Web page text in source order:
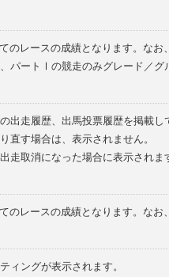
のレースの成績となります。な
パートⅠの競走のみグレード／グ
出走履歴、出馬投票履歴を掲載し
直す場合は、表示されません。
走取消になった場合に表示されま
のレースの成績となります。なお
ィングが表示されます。